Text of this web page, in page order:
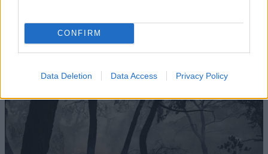
CONFIRM
Data Deletion Data Access Privacy Policy
στους πυρόπληκτους